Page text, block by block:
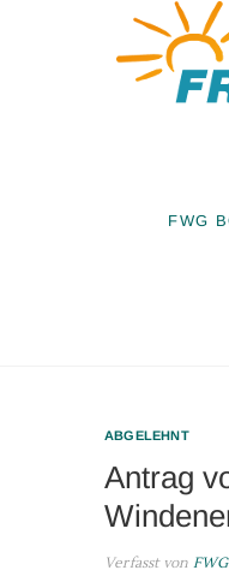
FWG
ABGELEHNT
Antrag
Verfasst von